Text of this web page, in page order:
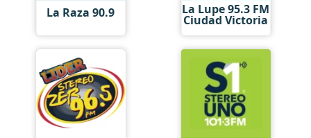
La Raza 90.9 La Lupe 95.3 FM
Ciudad Victoria